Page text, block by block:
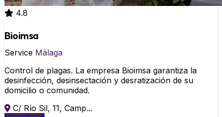
4.8
Bioimsa
Service Málaga
Control de plagas. La empresa Bioimsa garantiza la
desinfección, desinsectación y desratización de su
domicilio o comunidad.
C/ Río Sil, 11, Camp...